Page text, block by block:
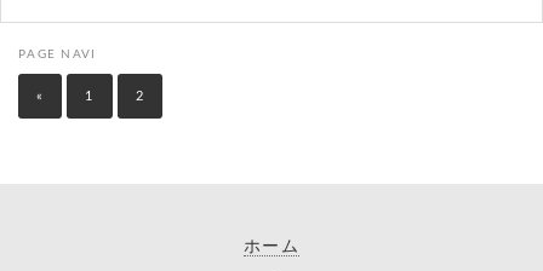
PAGE NAVI
« 1 2
ホーム